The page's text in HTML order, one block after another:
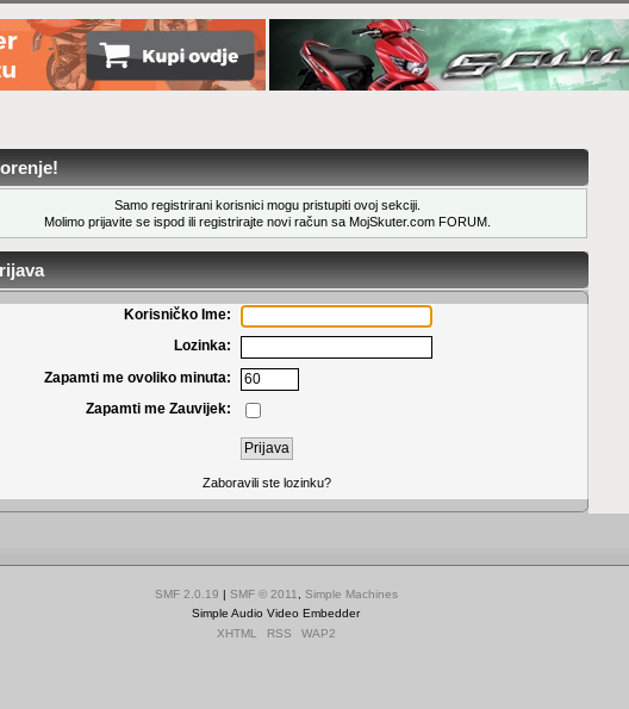
Samo registrirani korisnici mogu pristupiti ovoj sekciji.
Molimo prijavite se ispod ili registrirajte novi računsa MojSkuter.com FORUM.
Korisničko Ime:
Lozinka:
Zapamti me ovoliko minuta:
Zapamti me Zauvijek:
Zaboravili ste lozinku?
SMF 2.0.19 | SMF © 2011
Simple Machines
Simple Audio Video Embedder
XHTML
RSS WAP2